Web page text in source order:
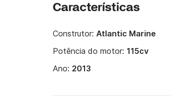
Características
Construtor: Atlantic Marine
Potência do motor: 115cv
Ano: 2013